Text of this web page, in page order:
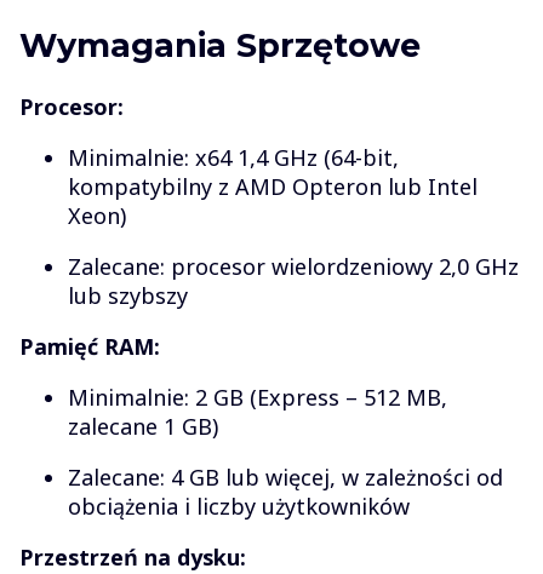
Wymagania Sprzętowe
Procesor:
Minimalnie: x64 1,4 GHz (64-bit,
kompatybilny z AMD Opteron lub Intel
Xeon)
Zalecane: procesor wielordzeniowy 2,0 GHz
lub szybszy
Pamięć RAM:
Minimalnie: 2 GB (Express – 512 MB,
zalecane 1 GB)
Zalecane: 4 GB lub więcej, w zależności od
obciążenia i liczby użytkowników
Przestrzeń na dysku: